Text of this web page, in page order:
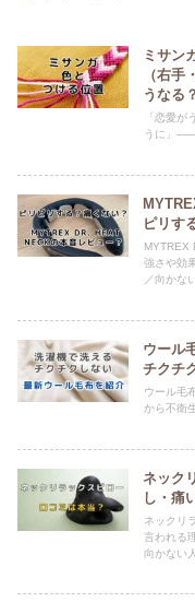
ミサン
（右
うなる
紹介！
「恋愛が
うに」——
ピリす
MYTREX
強さや効
／向かな
ウール
チクチ
ウール毛
から不衛
ネック
し・痛
ネックリ
言われる
向かない